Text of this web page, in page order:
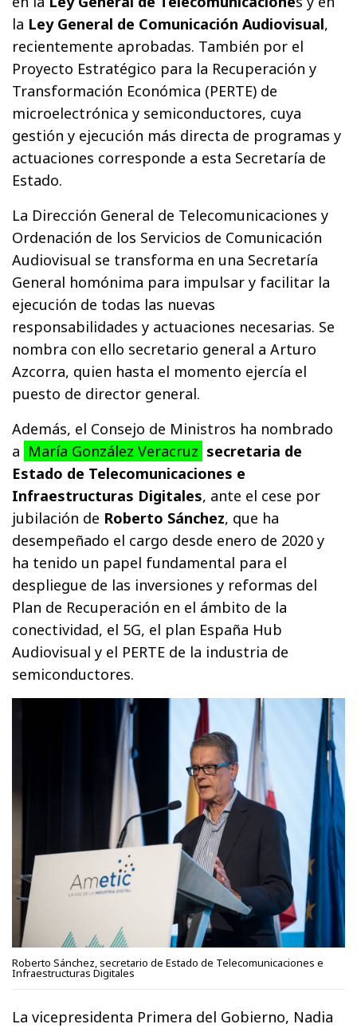
la Ley General de Comunicación Audiovisual,
recientemente aprobadas. También por el
Proyecto Estratégico para la Recuperación y
Transformación Económica (PERTE) de
microelectrónica y semiconductores, cuya
gestión y ejecución más directa de programas y
actuaciones corresponde a esta Secretaría de
Estado.
La Dirección General de Telecomunicaciones y
Ordenación de los Servicios de Comunicación
Audiovisual se transforma en una Secretaría
General homónima para impulsar y facilitar la
ejecución de todas las nuevas
responsabilidades y actuaciones necesarias. Se
nombra con ello secretario general a Arturo
Azcorra, quien hasta el momento ejercía el
puesto de director general.
Además, el Consejo de Ministros ha nombrado
a María González Veracruz secretaria de
Estado de Telecomunicaciones e
Infraestructuras Digitales, ante el cese por
jubilación de Roberto Sánchez, que ha
desempeñado el cargo desde enero de 2020 y
ha tenido un papel fundamental para el
despliegue de las inversiones y reformas del
Plan de Recuperación en el ámbito de la
conectividad, el 5G, el plan España Hub
Audiovisual y el PERTE de la industria de
semiconductores.
Roberto Sánchez, secretario de Estado de Telecomunicaciones e
Infraestructuras Digitales
La vicepresidenta Primera del Gobierno, Nadia